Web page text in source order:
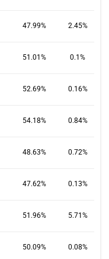
47.99% 2.45%
51.01% 0.1%
52.69% 0.16%
54.18% 0.84%
48.63% 0.72%
47.62% 0.13%
51.96% 5.71%
50.09% 0.08%